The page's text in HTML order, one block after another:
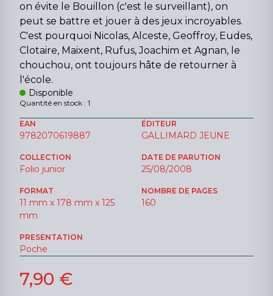
on évite le Bouillon (c'est le surveillant), on
peut se battre et jouer à des jeux incroyables.
C'est pourquoi Nicolas, Alceste, Geoffroy, Eudes,
Clotaire, Maixent, Rufus, Joachim et Agnan, le
chouchou, ont toujours hâte de retourner à
l'école.
Disponible
Quantité en stock : 1
EAN
9782070619887
ÉDITEUR
GALLIMARD JEUNE
COLLECTION
Folio junior
DATE DE PARUTION
25/08/2008
FORMAT
11 mm x 178 mm x 125
mm
NOMBRE DE PAGES
160
PRESENTATION
Poche
7,90 €